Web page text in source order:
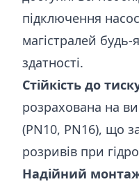
підключення
магістралей будь-
здатності.
Стійкість до
розрахована на
(PN10, PN16), що
розривів при
Надійний